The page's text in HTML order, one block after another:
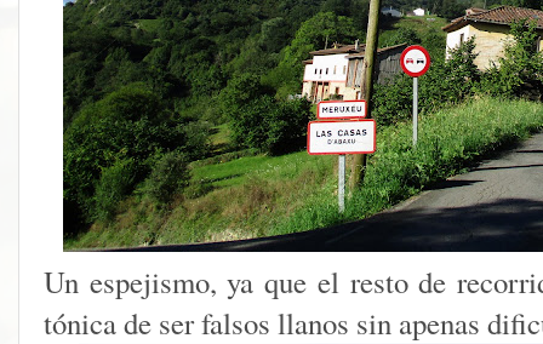
Un espejismo, ya que el resto de
tónica de ser falsos llanos sin apenas